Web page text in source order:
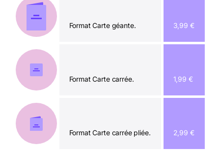
Format Carte géante. 3,99 €
Format Carte carrée. 1,99 €
Format Carte carrée pliée. 2,99 €